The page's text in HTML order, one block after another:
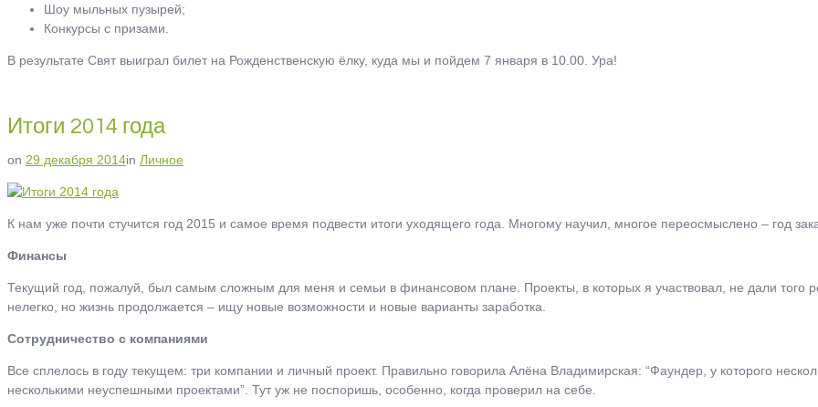
Шоу мыльных пузырей;
Конкурсы с призами.
В результате Свят выиграл билет на Рожденственскую ёлку, куда мы и пойдем 7 января в 10.00. Ура!
Итоги 2014 года
on 29 декабря 2014in Личное
К нам уже почти стучится год 2015 и самое время подвести итоги уходящего года. Многому научил, многое переосмыслено – год
Финансы
Текущий год, пожалуй, был самым сложным для меня и семьи в финансовом плане. Проекты, в которых я участвовал, не дали того
нелегко, но жизнь продолжается – ищу новые возможности и новые варианты заработка.
Сотрудничество с компаниями
Все сплелось в году текущем: три компании и личный проект. Правильно говорила Алёна Владимирская: “Фаундер, у которого
несколькими неуспешными проектами”. Тут уж не поспоришь, особенно, когда проверил на себе.